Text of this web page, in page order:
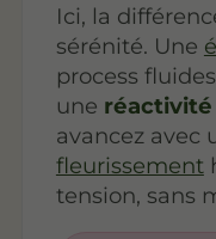
Ici, la
sérénité. Une
process
une réactivité
avancez avec
fleurissement
tension, sans